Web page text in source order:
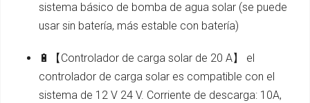
sistema básico de bomba de agua solar (se puede
usar sin batería, más estable con batería)
🔋【Controlador de carga solar de 20 A】 el
controlador de carga solar es compatible con el
sistema de 12 V 24 V. Corriente de descarga: 10A,